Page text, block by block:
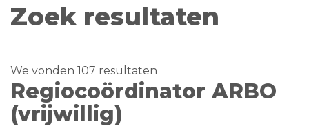
Zoek resultaten
We vonden 107 resultaten
Regiocoördinator ARBO
(vrijwillig)